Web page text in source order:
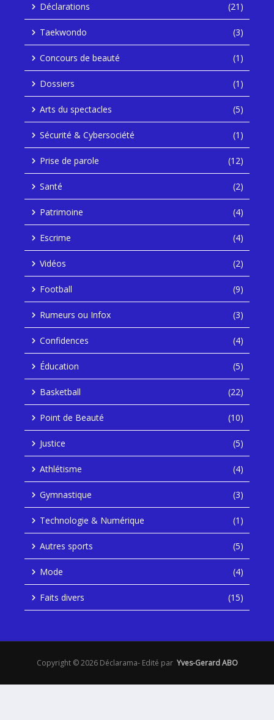
Déclarations (21)
Taekwondo (3)
Concours de beauté (1)
Dossiers (1)
Arts du spectacles (5)
Sécurité & Cybersociété (1)
Prise de parole (12)
Santé (2)
Patrimoine (4)
Escrime (4)
Vidéos (2)
Football (9)
Rumeurs ou Infox (3)
Confidences (4)
Éducation (5)
Basketball (22)
Point de Beauté (10)
Justice (5)
Athlétisme (4)
Gymnastique (3)
Technologie & Numérique (1)
Autres sports (5)
Mode (4)
Faits divers (15)
Copyright © 2026 Déclarama- Edité par Yves-Gerard ABO